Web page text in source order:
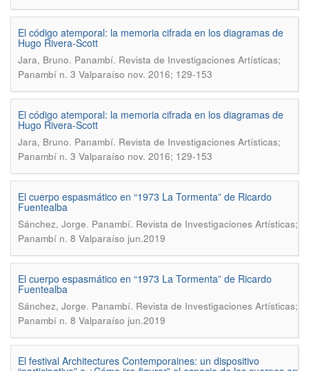
El código atemporal: la memoria cifrada en los diagramas de
Hugo Rivera-Scott
Jara, Bruno. Panambí. Revista de Investigaciones Artísticas;
Panambí n. 3 Valparaíso nov. 2016; 129-153
El código atemporal: la memoria cifrada en los diagramas de
Hugo Rivera-Scott
Jara, Bruno. Panambí. Revista de Investigaciones Artísticas;
Panambí n. 3 Valparaíso nov. 2016; 129-153
El cuerpo espasmático en “1973 La Tormenta” de Ricardo
Fuentealba
Sánchez, Jorge. Panambí. Revista de Investigaciones Artísticas;
Panambí n. 8 Valparaíso jun.2019
El cuerpo espasmático en “1973 La Tormenta” de Ricardo
Fuentealba
Sánchez, Jorge. Panambí. Revista de Investigaciones Artísticas;
Panambí n. 8 Valparaíso jun.2019
El festival Architectures Contemporaines: un dispositivo